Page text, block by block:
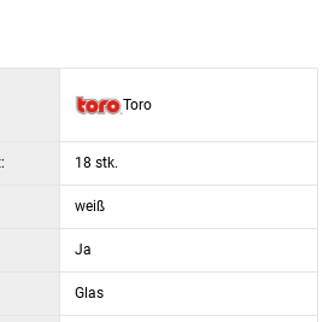
Toro
18 stk.
weiß
Ja
Glas